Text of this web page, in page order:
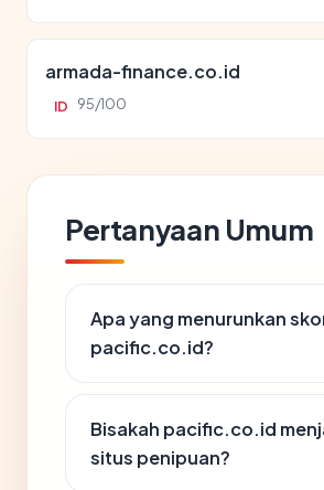
armada-finance.co.id
ID 95/100
Pertanyaan Umum
Apa yang menurunkan
pacific.co.id?
Bisakah pacific.co.id
situs penipuan?